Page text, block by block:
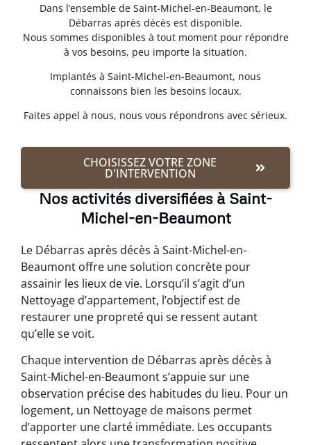
Dans l’ensemble de Saint-Michel-en-Beaumont, le
Débarras après décès est disponible.
Nous sommes disponibles à tout moment pour répondre
à vos besoins, peu importe la situation.
Implantés à Saint-Michel-en-Beaumont, nous
connaissons bien les besoins locaux.
Faites appel à nous, nous vous répondrons avec sérieux.
CHOISISSEZ VOTRE ZONE
D'INTERVENTION
Nos activités diversifiées à Saint-
Michel-en-Beaumont
Le Débarras après décès à Saint-Michel-en-
Beaumont offre une solution concrète pour
assainir les lieux de vie. Lorsqu’il s’agit d’un
Nettoyage d’appartement, l’objectif est de
restaurer une propreté qui se ressent autant
qu’elle se voit.
Chaque intervention de Débarras après décès à
Saint-Michel-en-Beaumont s’appuie sur une
observation précise des habitudes du lieu. Pour un
logement, un Nettoyage de maisons permet
d’apporter une clarté immédiate. Les occupants